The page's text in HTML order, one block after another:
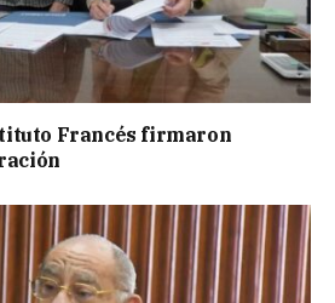
Francés firmaron